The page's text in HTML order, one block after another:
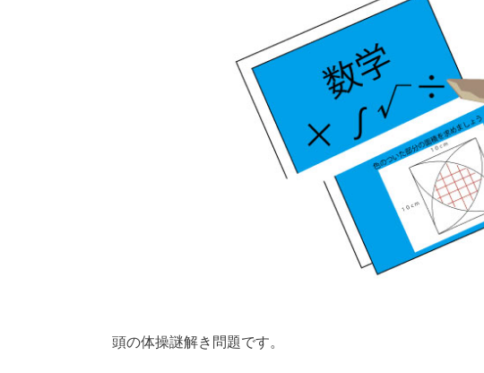
頭の体操謎解き問題です。